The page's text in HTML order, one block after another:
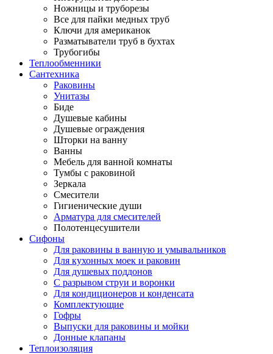
Ножницы и труборезы
Все для пайки медных труб
Ключи для американок
Разматыватели труб в бухтах
Трубогибы
Теплообменники
Сантехника
Раковины
Унитазы
Биде
Душевые кабины
Душевые ограждения
Шторки на ванну
Ванны
Мебель для ванной комнаты
Тумбы с раковиной
Зеркала
Смесители
Гигиенические души
Арматура для смесителей
Полотенцесушители
Сифоны
Для раковины в ванную и умывальников
Для кухонных моек и раковин
Для душевых поддонов
С разрывом струи и воронки
Для кондиционеров и конденсата
Комплектующие
Гофры
Выпуски для раковины и мойки
Донные клапаны
Теплоизоляция